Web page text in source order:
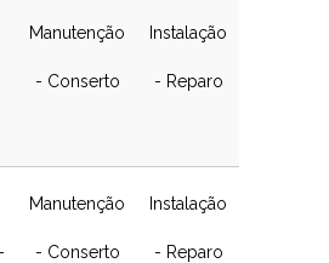
Manutenção
- Conserto
Instalação
- Reparo
Manutenção
- Conserto
Instalação
- Reparo